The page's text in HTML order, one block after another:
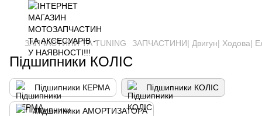
ЗАПЧАСТИНИ ТА ТUNING ЗАПЧАСТИНИ| Двигун| Ходова|
Підшипники КОЛІС
Підшипники КЕРМА Підшипники КОЛІС
Підшипники АМОРТИЗАТОРА